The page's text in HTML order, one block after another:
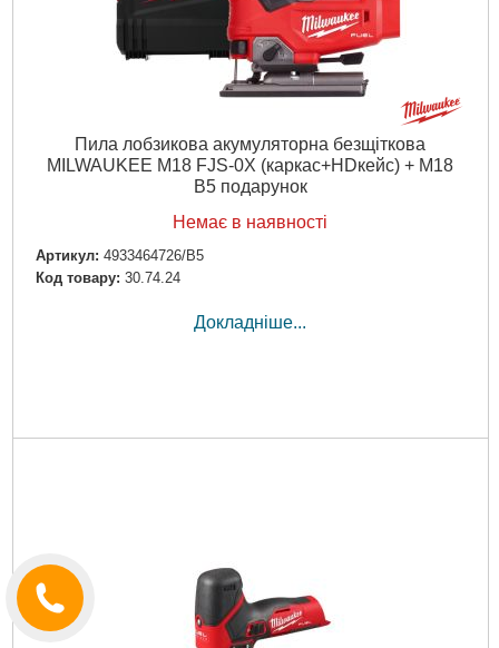
Докладніше...
Пила лобзикова акумуляторна безщіткова
MILWAUKEE M18 FJS-0X (каркас+HDкейс) + M18
B5 подарунок
Немає в наявності
Артикул: 4933464726/B5
Код товару: 30.74.24
Докладніше...